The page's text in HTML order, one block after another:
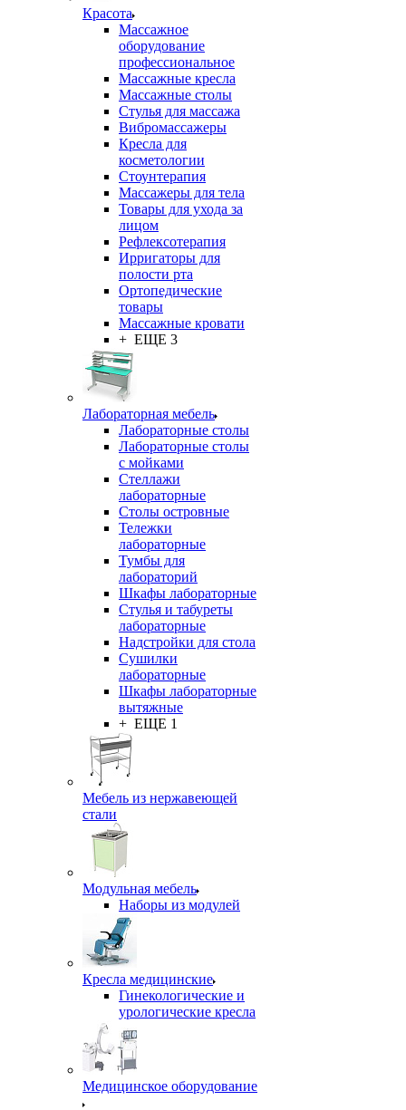
Красота
Массажное
оборудование
профессиональное
Массажные кресла
Массажные столы
Стулья для массажа
Вибромассажеры
Кресла для
косметологии
Стоунтерапия
Массажеры для тела
Товары для ухода за
лицом
Рефлексотерапия
Ирригаторы для
полости рта
Ортопедические
товары
Массажные кровати
+ ЕЩЕ 3
Лабораторная мебель
Лабораторные столы
Лабораторные столы
с мойками
Стеллажи
лабораторные
Столы островные
Тележки
лабораторные
Тумбы для
лабораторий
Шкафы лабораторные
Стулья и табуреты
лабораторные
Надстройки для стола
Сушилки
лабораторные
Шкафы лабораторные
вытяжные
+ ЕЩЕ 1
Мебель из нержавеющей
стали
Модульная мебель
Наборы из модулей
Кресла медицинские
Гинекологические и
урологические кресла
Медицинское оборудование